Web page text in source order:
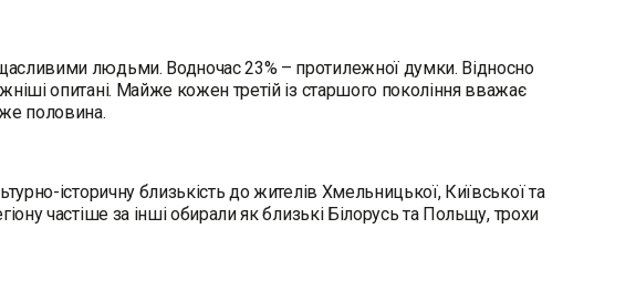
людьми. Водночас 23% – протилежної думки. Відносно
опитані. Майже кожен третій із старшого покоління вважає
половина.
історичну близькість до жителів Хмельницької, Київської та
частіше за інші обирали як близькі Білорусь та Польщу, трохи